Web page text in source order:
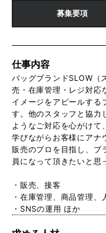
募集要項
仕事内容
バッグブランドSLOW（
売・在庫管理・レジ対応
イメージをアピールする
す。他のスタッフと協力
ようなご対応を心がけて
学びながらお客様にアナ
販売のプロを目指し、ブ
員になって頂きたいと思
・販売、接客
・在庫管理、商品管理、
・SNSの運用 ほか